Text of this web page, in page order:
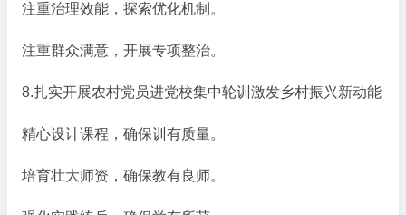
注重治理效能，探索优化机制。
注重群众满意，开展专项整治。
8.扎实开展农村党员进党校集中轮训激发乡村振兴新动能
精心设计课程，确保训有质量。
培育壮大师资，确保教有良师。